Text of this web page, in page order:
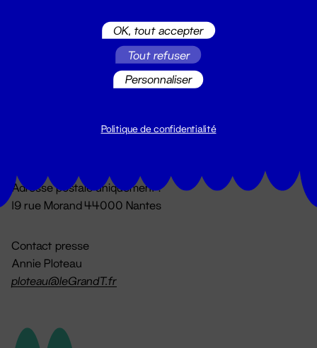
Du lundi au vendredi 14h → 18h
Adresse postale uniquement :
19 rue Morand 44000 Nantes
Contact presse
Annie Ploteau
ploteau@leGrandT.fr
OK, tout accepter
Tout refuser
Personnaliser
Politique de confidentialité